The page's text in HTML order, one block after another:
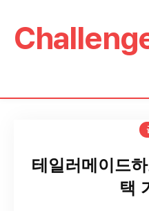
테일러메이드
택